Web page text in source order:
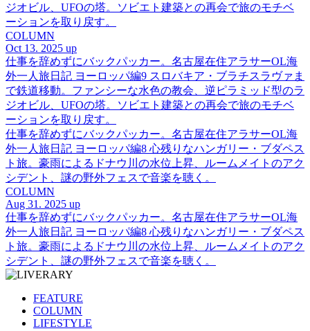
ジオビル、UFOの塔。ソビエト建築との再会で旅のモチベ
ーションを取り戻す。
COLUMN
Oct 13. 2025 up
仕事を辞めずにバックパッカー。名古屋在住アラサーOL海
外一人旅日記 ヨーロッパ編9 スロバキア・ブラチスラヴァま
で鉄道移動。ファンシーな水色の教会、逆ピラミッド型のラ
ジオビル、UFOの塔。ソビエト建築との再会で旅のモチベ
ーションを取り戻す。
仕事を辞めずにバックパッカー。名古屋在住アラサーOL海
外一人旅日記 ヨーロッパ編8 心残りなハンガリー・ブダペス
ト旅。豪雨によるドナウ川の水位上昇、ルームメイトのアク
シデント、謎の野外フェスで音楽を聴く。
COLUMN
Aug 31. 2025 up
仕事を辞めずにバックパッカー。名古屋在住アラサーOL海
外一人旅日記 ヨーロッパ編8 心残りなハンガリー・ブダペス
ト旅。豪雨によるドナウ川の水位上昇、ルームメイトのアク
シデント、謎の野外フェスで音楽を聴く。
FEATURE
COLUMN
LIFESTYLE